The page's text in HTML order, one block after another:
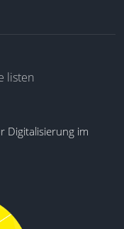
listen
Digitalisierung im